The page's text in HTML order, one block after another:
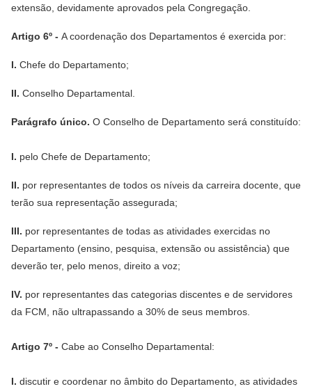
extensão, devidamente aprovados pela Congregação.
Artigo 6º - A coordenação dos Departamentos é exercida por:
I. Chefe do Departamento;
II. Conselho Departamental.
Parágrafo único. O Conselho de Departamento será constituído:
I. pelo Chefe de Departamento;
II. por representantes de todos os níveis da carreira docente, que
terão sua representação assegurada;
III. por representantes de todas as atividades exercidas no
Departamento (ensino, pesquisa, extensão ou assistência) que
deverão ter, pelo menos, direito a voz;
IV. por representantes das categorias discentes e de servidores
da FCM, não ultrapassando a 30% de seus membros.
Artigo 7º - Cabe ao Conselho Departamental:
I. discutir e coordenar no âmbito do Departamento, as atividades